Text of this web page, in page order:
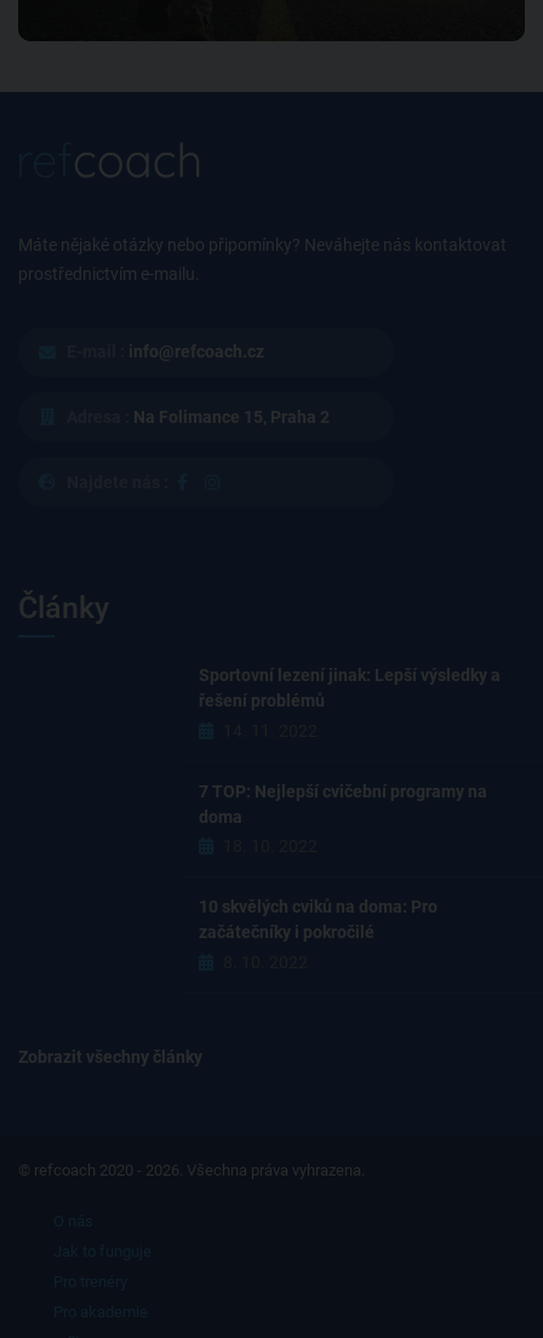
Máte nějaké otázky nebo připomínky? Neváhejte nás kontaktovat
prostřednictvím e-mailu.
info@refcoach.cz
Na Folimance 15, Praha 2
Články
Sportovní lezení jinak: Lepší výsledky a
řešení problémů
7 TOP: Nejlepší cvičební programy na
doma
10 skvělých cviků na doma: Pro
začátečníky i pokročilé
Zobrazit všechny články
© refcoach 2020 - 2026. Všechna práva vyhrazena.